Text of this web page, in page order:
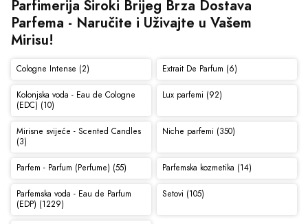
Parfimerija Široki Brijeg Brza Dostava
Parfema - Naručite i Uživajte u Vašem
Mirisu!
Cologne Intense (2) Extrait De Parfum (6)
Kolonjska voda - Eau de Cologne
(EDC) (10)
Lux parfemi (92)
Mirisne svijeće - Scented Candles
(3)
Niche parfemi (350)
Parfem - Parfum (Perfume) (55) Parfemska kozmetika (14)
Parfemska voda - Eau de Parfum
(EDP) (1229)
Setovi (105)